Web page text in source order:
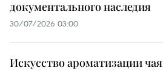
документального наследия
30/07/2026 03:00
Искусство ароматизации чая